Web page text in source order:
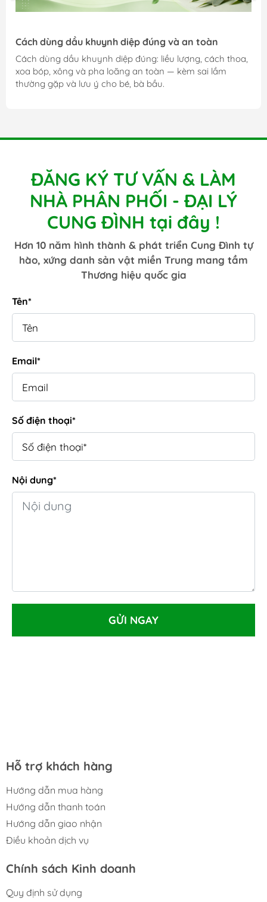
Cách dùng dầu khuynh diệp đúng và an toàn
Cách dùng dầu khuynh diệp đúng: liều lượng, cách thoa,
xoa bóp, xông và pha loãng an toàn — kèm sai lầm
thường gặp và lưu ý cho bé, bà bầu.
ĐĂNG KÝ TƯ VẤN & LÀM
NHÀ PHÂN PHỐI - ĐẠI LÝ
CUNG ĐÌNH tại đây !
Hơn 10 năm hình thành & phát triển Cung Đình tự
hào, xứng danh sản vật miền Trung mang tầm
Thương hiệu quốc gia
Tên*
Email*
Số điện thoại*
Nội dung*
GỬI NGAY
Hỗ trợ khách hàng
Hướng dẫn mua hàng
Hướng dẫn thanh toán
Hướng dẫn giao nhận
Điều khoản dịch vụ
Chính sách Kinh doanh
Quy định sử dụng